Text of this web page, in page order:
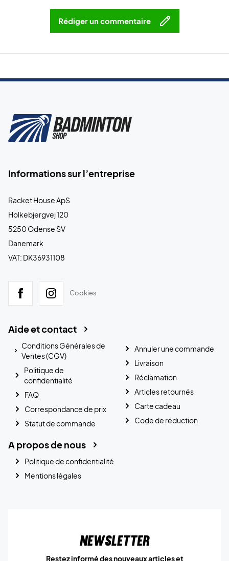
Rédiger un commentaire
Informations sur l’entreprise
Racket House ApS
Holkebjergvej 120
5250 Odense SV
Danemark
VAT: DK36931108
Cookies
Aide et contact
Conditions Générales de
Ventes (CGV)
Politique de
confidentialité
FAQ
Correspondance de prix
Statut de commande
Annuler une commande
Livraison
Réclamation
Articles retournés
Carte cadeau
Code de réduction
A propos de nous
Politique de confidentialité
Mentions légales
Newsletter
Restez informé des nouveaux articles et